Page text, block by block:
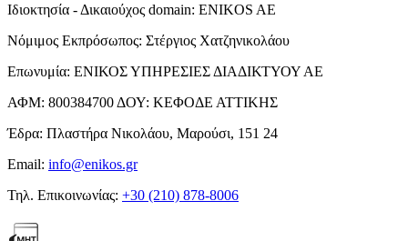
Ιδιοκτησία - Δικαιούχος domain: ENIKOS AE
Νόμιμος Εκπρόσωπος: Στέργιος Χατζηνικολάου
Επωνυμία: ΕΝΙΚΟΣ ΥΠΗΡΕΣΙΕΣ ΔΙΑΔΙΚΤΥΟΥ ΑΕ
ΑΦΜ: 800384700 ΔΟΥ: ΚΕΦΟΔΕ ΑΤΤΙΚΗΣ
Έδρα: Πλαστήρα Νικολάου, Μαρούσι, 151 24
Email: info@enikos.gr
Τηλ. Επικοινωνίας: +30 (210) 878-8006